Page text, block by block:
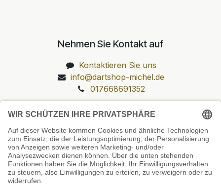
Nehmen Sie Kontakt auf
Kontaktieren Sie uns
info@dartshop-michel.de
017668691352
Unsere Prüfsiegel